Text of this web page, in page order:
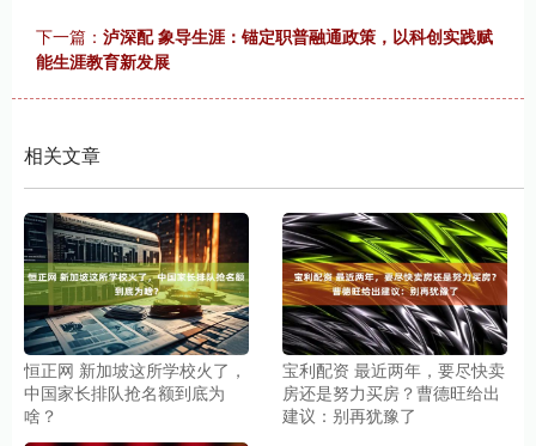
下一篇： 泸深配 象导生涯：锚定职普融通政策，以科创实践赋
能生涯教育新发展
相关文章
恒正网 新加坡这所学校火了，
中国家长排队抢名额到底为
啥？
宝利配资 最近两年，要尽快卖
房还是努力买房？曹德旺给出
建议：别再犹豫了